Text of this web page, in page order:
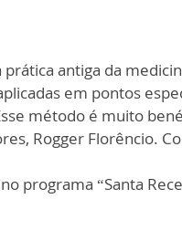
antiga da
em pontos
método é muito
Rogger Florêncio.
programa “Santa